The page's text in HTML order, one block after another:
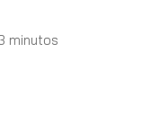
minutos